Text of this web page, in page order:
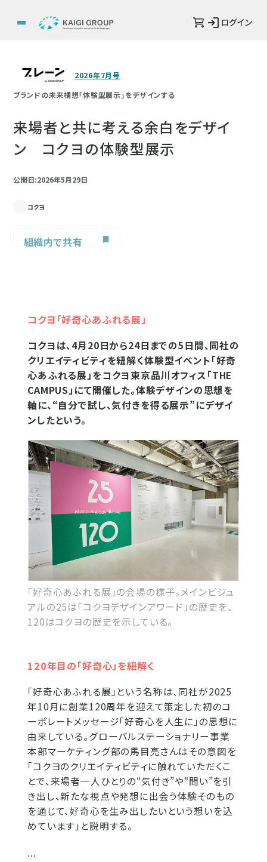
ログイン
2026年7月号
ブランドの未来構想「体験型展示」をデザインする
来場者と共に考える余白をデザイ
ン コクヨの体験型展示
公開日:2026年5月29日
コクヨ
組織内で共有
コクヨ「好奇心あふれる展」
コクヨは、4月20日から24日までの5日間、同社の
クリエイティビティを紐解く体験型イベント「好奇
心あふれる展」をコクヨ東京品川オフィス「THE
CAMPUS」にて開催した。体験デザインの思想を
軸に、“自分で試し、気付きを得る展示”にデザイ
ンしたという。
「好奇心あふれる展」の会場の様子。メインビジュ
アルの25は「コクヨデザインアワード」の歴史を、
120はコクヨの歴史を示している。
120年目の「好奇心」を紐解く
「好奇心あふれる展」という名称は、同社が2025
年10月に創業120周年を迎えて策定した初のコ
ーポレートメッセージ「好奇心を人生に」の思想に
由来している。グローバルステーショナリー事業
本部マーケティング部の馬目亮さんはその意図を
「コクヨのクリエイティビティに触れていただくこ
とで、来場者一人ひとりの“気付き”や“問い”を引
き出し、新たな視点や発想に出会う体験そのもの
を通じて、好奇心を生み出したいという想いを込
めています」と説明する。
...